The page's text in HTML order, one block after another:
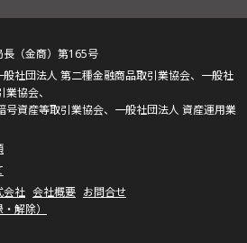
（金商）第165号
社団法人 第二種金融商品取引業協会、一般社
協会、
号資産等取引業協会、一般社団法人 資産運用業
会社 会社概要 お問合せ
解除）